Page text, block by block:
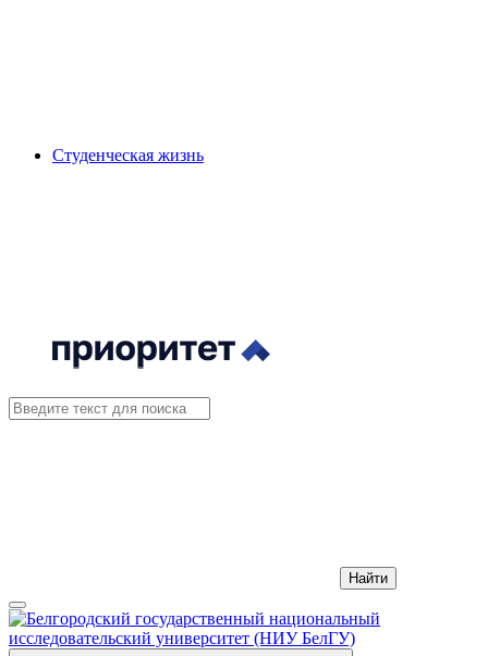
Студенческая жизнь
Найти